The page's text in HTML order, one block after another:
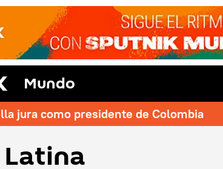
Mundo
jura como presidente de Colombia